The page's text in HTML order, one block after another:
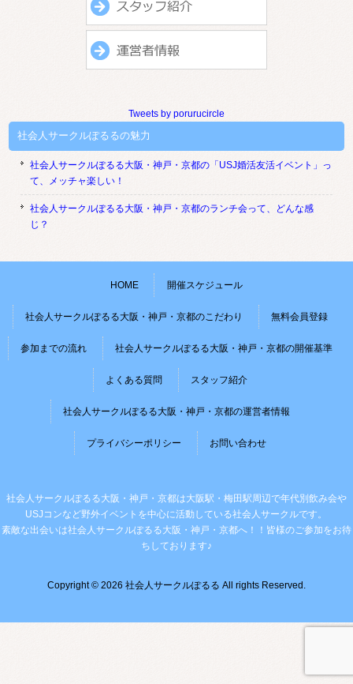
Tweets by porurucircle
社会人サークルぽるるの魅力
社会人サークルぽるる大阪・神戸・京都の「USJ婚活友活イベント」っ
て、メッチャ楽しい！
社会人サークルぽるる大阪・神戸・京都のランチ会って、どんな感
じ？
HOME 開催スケジュール
社会人サークルぽるる大阪・神戸・京都のこだわり 無料会員登録
参加までの流れ 社会人サークルぽるる大阪・神戸・京都の開催基準
よくある質問 スタッフ紹介
社会人サークルぽるる大阪・神戸・京都の運営者情報
プライバシーポリシー お問い合わせ
社会人サークルぽるる大阪・神戸・京都は大阪駅・梅田駅周辺で年代別飲み会や
USJコンなど野外イベントを中心に活動している社会人サークルです。
素敵な出会いは社会人サークルぽるる大阪・神戸・京都へ！！皆様のご参加をお待
ちしております♪
Copyright © 2026 社会人サークルぽるる All rights Reserved.